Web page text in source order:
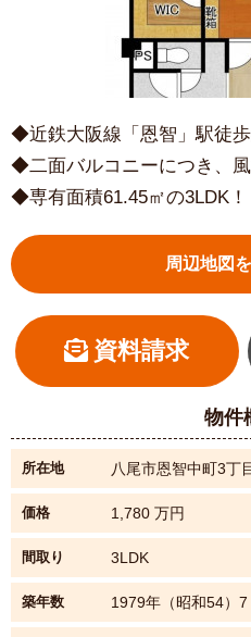
【間取
◆近鉄大阪線「恩智」駅徒歩
◆二面バルコニーにつき、風
◆専有面積61.45㎡の3LDK！
周辺地図
資料請求
物件
所在地 八尾市恩智中町3丁
価格 1,780 万円
間取り 3LDK
築年数 1979年（昭和54）7